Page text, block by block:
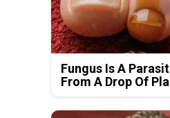
Fungus Is A
From A Drop Of